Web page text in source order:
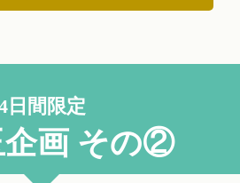
日間限定
企画 その②